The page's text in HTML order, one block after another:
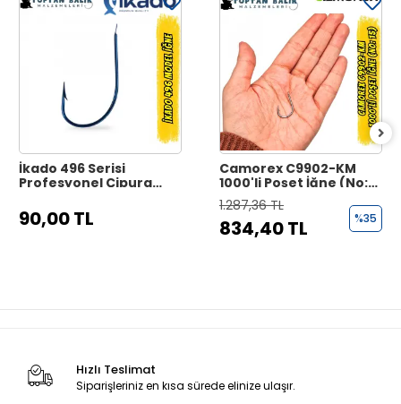
İkado 496 Serisi
Profesyonel Çipura
90,00 TL
Camorex C9902-KM
1000'li Poşet İğne (No:
15)
1.287,36 TL
834,40 TL %35
Hızlı Teslimat
Siparişleriniz en kısa sürede elinize ulaşır.